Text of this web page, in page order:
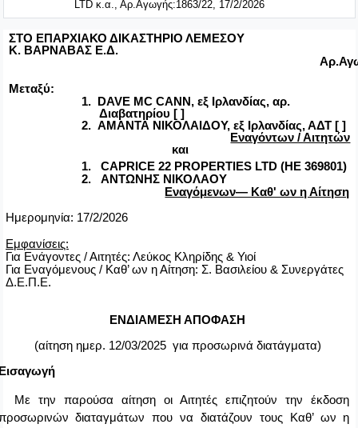
LTD κ.α., Αρ.Αγωγής:1863/22, 17/2/2026
ΣΤΟ ΕΠΑΡΧΙΑΚΟ ΔΙΚΑΣΤΗΡΙΟ ΛΕΜΕΣΟΥ
Κ. ΒΑΡΝΑΒΑΣ Ε.Δ.
Μεταξύ:
1. DAVE MC CANN, εξ Ιρλανδίας, αρ.
Διαβατηρίου[ ]
2. ΑΜΑΝΤΑ ΝΙΚΟΛΑΙΔΟΥ, εξ Ιρλανδίας, ΑΔΤ [ ]
Εναγόντων / Αιτητών
και
1.
CAPRICE 22 PROPERTIES LTD (ΗΕ 369801)
2.
ΑΝΤΩΝΗΣ ΝΙΚΟΛΑΟΥ
Εναγόμενων— Καθ' ων η Αίτηση
Ημερομηνία: 17/2/2026
Εμφανίσεις:
Για Ενάγοντες / Αιτητές: Λεύκος Κληρίδης & Υιοί
Για Εναγόμενους / Καθ’ ων η Αίτηση: Σ. Βασιλείου & Συνεργάτες
Δ.Ε.Π.Ε.
ΕΝΔΙΑΜΕΣΗ ΑΠΟΦΑΣΗ
(αίτηση ημερ. 12/03/2025 για προσωρινά διατάγματα)
Με την παρούσα αίτηση οι Αιτητές επιζητούν την έκδοση
διαταγμάτων που να διατάζουν τους Καθ’ ων η